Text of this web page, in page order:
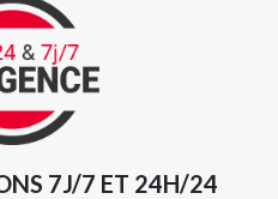
7J/7 ET 24H/24